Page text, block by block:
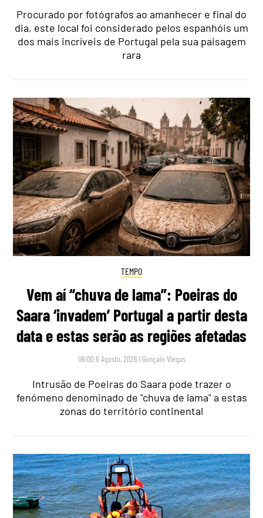
Procurado por fotógrafos ao amanhecer e final do
dia, este local foi considerado pelos espanhóis um
dos mais incríveis de Portugal pela sua paisagem
rara
TEMPO
Vem aí “chuva de lama”: Poeiras do
Saara ‘invadem’ Portugal a partir desta
data e estas serão as regiões afetadas
06:00 6 Agosto, 2026 | Gonçalo Viegas
Intrusão de Poeiras do Saara pode trazer o
fenómeno denominado de "chuva de lama" a estas
zonas do território continental